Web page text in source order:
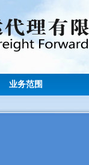
业务范围